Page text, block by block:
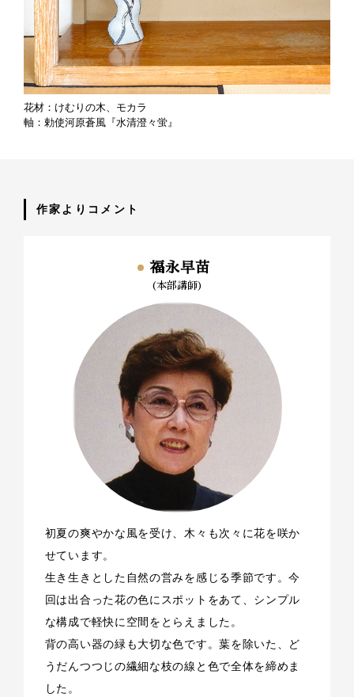
花材：けむりの木、モカラ
軸：勅使河原蒼風『水清澄々蛍』
作家よりコメント
福永早苗
(本部講師)
初夏の爽やかな風を受け、木々も次々に花を咲か
せています。
生き生きとした自然の営みを感じる季節です。今
回は出合った花の色にスポットをあて、シンプル
な構成で軽快に空間をとらえました。
背の高い器の緑も大切な色です。葉を除いた、ど
うだんつつじの繊細な枝の線と色で全体を締めま
した。